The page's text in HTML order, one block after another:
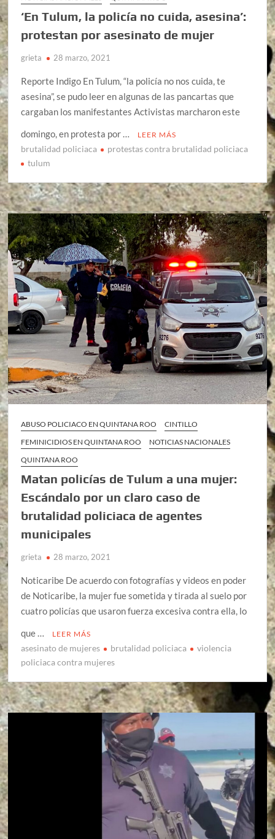
‘En Tulum, la policía no cuida, asesina’:
protestan por asesinato de mujer
grieta 28 marzo, 2021
Reporte Indigo En Tulum, “la policía no nos cuida, te
asesina”, se pudo leer en algunas de las pancartas que
cargaban los manifestantes Activistas marcharon este
domingo, en protesta por …
LEER MÁS
brutalidad policiaca
protestas contra brutalidad policiaca
tulum
ABUSO POLICIACO EN QUINTANA ROO
CINTILLO
FEMINICIDIOS EN QUINTANA ROO
NOTICIAS NACIONALES
QUINTANA ROO
Matan policías de Tulum a una mujer:
Escándalo por un claro caso de
brutalidad policiaca de agentes
municipales
grieta 28 marzo, 2021
Noticaribe De acuerdo con fotografías y videos en poder
de Noticaribe, la mujer fue sometida y tirada al suelo por
cuatro policías que usaron fuerza excesiva contra ella, lo
que …
LEER MÁS
asesinato de mujeres brutalidad policiaca
violencia
policiaca contra mujeres